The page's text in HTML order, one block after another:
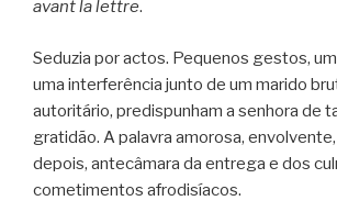
avant la lettre.
Seduzia por actos. Pequenos gestos,
uma interferência junto de um marido
autoritário, predispunham a senhora de
gratidão. A palavra amorosa,
depois, antecâmara da entrega e dos
cometimentos afrodisíacos.